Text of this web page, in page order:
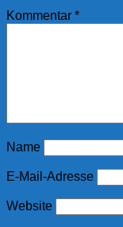
Kommentar *
Name
E-Mail-Adresse
Website